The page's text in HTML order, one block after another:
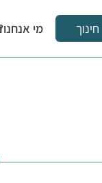
חינוך מי